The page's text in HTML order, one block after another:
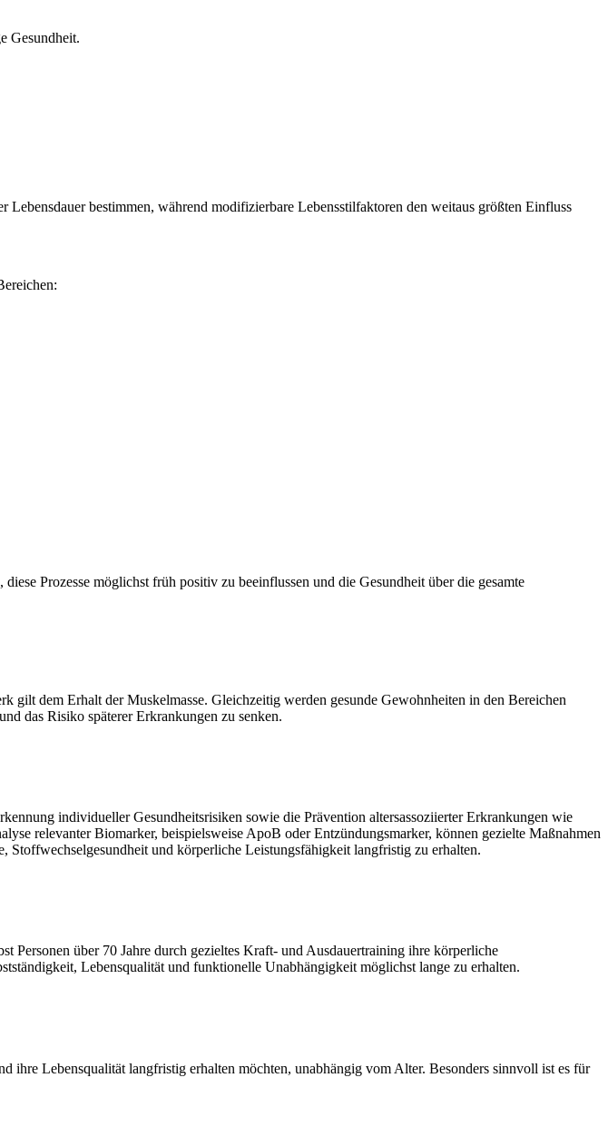
Gesundheit.
bestimmen, während modifizierbare Lebensstilfaktoren den weitaus größten Einfluss
Prozesse möglichst früh positiv zu beeinflussen und die Gesundheit über die gesamte
gilt dem Erhalt der Muskelmasse. Gleichzeitig werden gesunde Gewohnheiten in den Bereichen
das Risiko späterer Erkrankungen zu senken.
individueller Gesundheitsrisiken sowie die Prävention altersassoziierter Erkrankungen wie
relevanter Biomarker, beispielsweise ApoB oder Entzündungsmarker, können gezielte Maßnahmen
Stoffwechselgesundheit und körperliche Leistungsfähigkeit langfristig zu erhalten.
Personen über 70 Jahre durch gezieltes Kraft- und Ausdauertraining ihre körperliche
Lebensqualität und funktionelle Unabhängigkeit möglichst lange zu erhalten.
Lebensqualität langfristig erhalten möchten, unabhängig vom Alter. Besonders sinnvoll ist es für